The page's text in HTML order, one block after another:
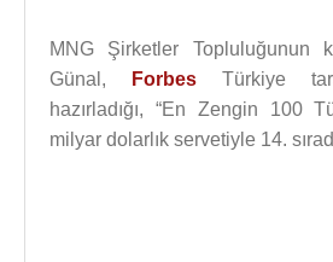
MNG Şirketler Topluluğunun
Günal,
Forbes Türkiye
hazırladığı, “En Zengin 100
milyar dolarlık servetiyle 14.